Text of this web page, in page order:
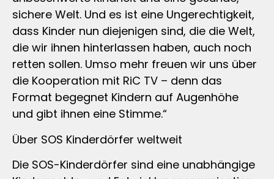
sichere Welt. Und es ist eine Ungerechtigkeit,
dass Kinder nun diejenigen sind, die die Welt,
die wir ihnen hinterlassen haben, auch noch
retten sollen. Umso mehr freuen wir uns über
die Kooperation mit RiC TV – denn das
Format begegnet Kindern auf Augenhöhe
und gibt ihnen eine Stimme.“
Über SOS Kinderdörfer weltweit
Die SOS-Kinderdörfer sind eine unabhängige